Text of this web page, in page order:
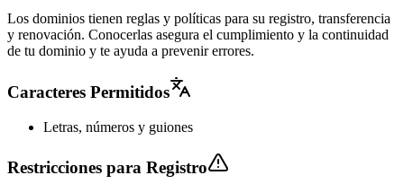
Los dominios tienen reglas y políticas para su registro, transferencia
y renovación. Conocerlas asegura el cumplimiento y la continuidad
de tu dominio y te ayuda a prevenir errores.
Caracteres Permitidos
Letras, números y guiones
Restricciones para Registro